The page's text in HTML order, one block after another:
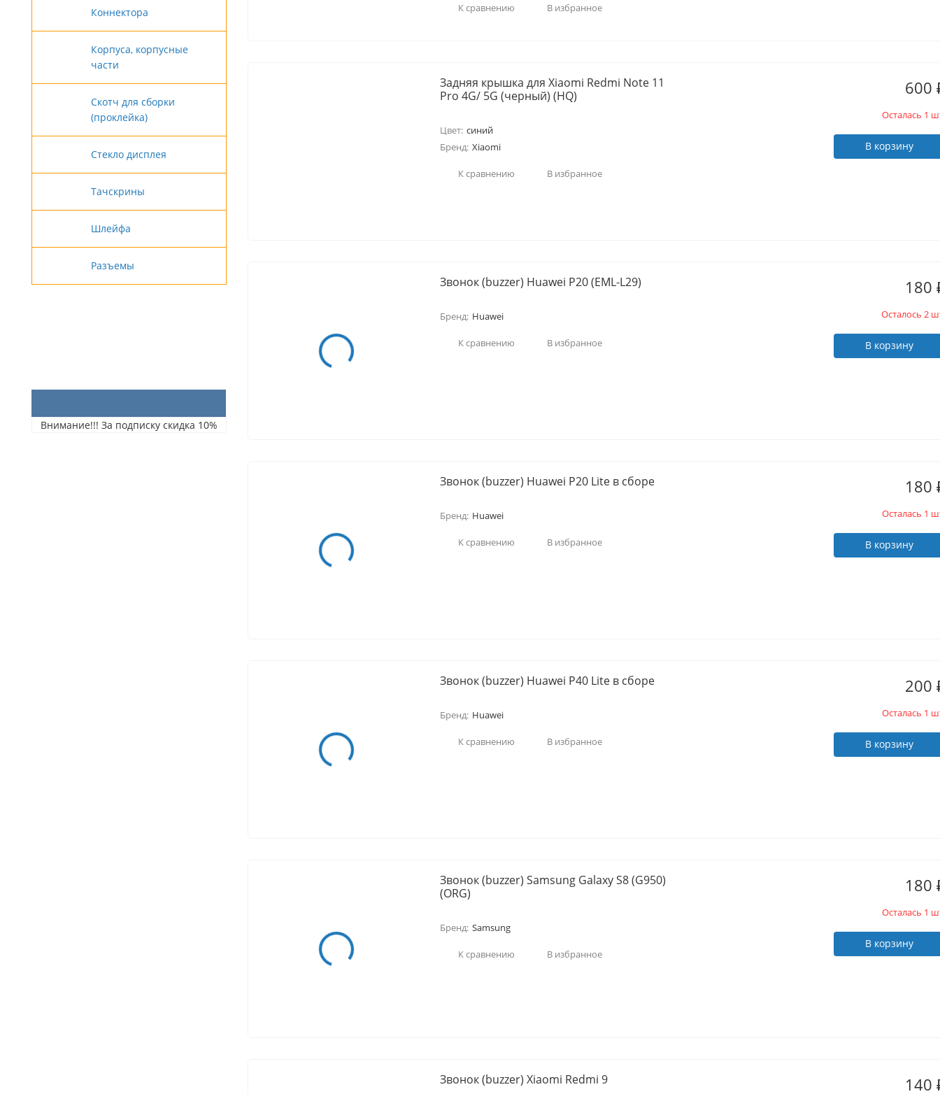
К сравнению В избранное
Задняя крышка для Xiaomi Redmi Note 11
Pro 4G/ 5G (черный) (HQ)
Цвет: синий
Бренд: Xiaomi
К сравнению В избранное
600
Осталась 1
В корзину
Звонок (buzzer) Huawei P20 (EML-L29)
Бренд: Huawei
К сравнению В избранное
180
Осталось 2
В корзину
Звонок (buzzer) Huawei P20 Lite в сборе
Бренд: Huawei
К сравнению В избранное
180
Осталась 1
В корзину
Звонок (buzzer) Huawei P40 Lite в сборе
Бренд: Huawei
К сравнению В избранное
200
Осталась 1
В корзину
Звонок (buzzer) Samsung Galaxy S8 (G950)
(ORG)
Бренд: Samsung
К сравнению В избранное
180
Осталась 1
В корзину
Звонок (buzzer) Xiaomi Redmi 9 140
Коннектора
Корпуса, корпусные
части
Скотч для сборки
(проклейка)
Стекло дисплея
Тачскрины
Шлейфа
Разъемы
Внимание!!! За подписку скидка 10%